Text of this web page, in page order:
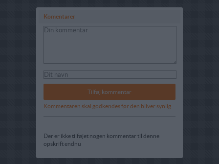
Komentarer
Kommentaren skal godkendes før den bliver synlig
Der er ikke tilføjet nogen kommentar til denne
opskrift endnu